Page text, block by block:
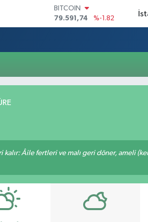
BITCOIN
79.591,74
%-1.82
DOLAR
61,60380
%0.18
Âile fertleri ve malı geri döner, ameli